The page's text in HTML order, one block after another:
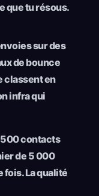
que tu résous.
sur des
de bounce
classent en
infra qui
500 contacts
de 5 000
La qualité